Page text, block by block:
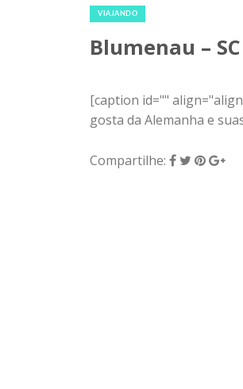
VIAJANDO
Blumenau – SC
[caption id=""
gosta da Alemanha e
Compartilhe: